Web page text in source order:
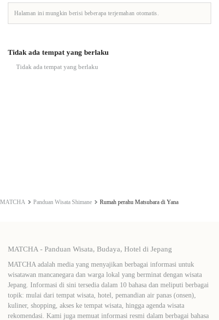
Halaman ini mungkin berisi beberapa terjemahan otomatis.
Tidak ada tempat yang berlaku
Tidak ada tempat yang berlaku
MATCHA Panduan Wisata Shimane Rumah perahu Matsubara di Yana
MATCHA - Panduan Wisata, Budaya, Hotel di Jepang
MATCHA adalah media yang menyajikan berbagai informasi untuk
wisatawan mancanegara dan warga lokal yang berminat dengan wisata
Jepang. Informasi di sini tersedia dalam 10 bahasa dan meliputi berbagai
topik: mulai dari tempat wisata, hotel, pemandian air panas (onsen),
kuliner, shopping, akses ke tempat wisata, hingga agenda wisata
rekomendasi. Kami juga memuat informasi resmi dalam berbagai bahasa